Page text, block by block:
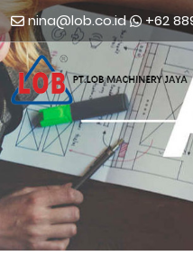
nina@lob.co.id +62